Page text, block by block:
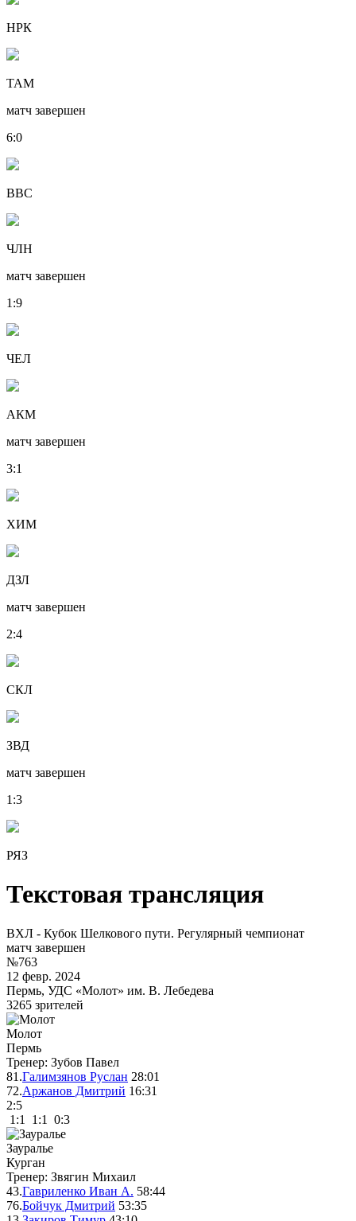
НРК
ТАМ
матч завершен
6:0
ВВС
ЧЛН
матч завершен
1 :9
ЧЕЛ
АКМ
матч завершен
3:1
ХИМ
ДЗЛ
матч завершен
2:4
СКЛ
ЗВД
матч завершен
1 :3
РЯЗ
Текстовая трансляция
ВХЛ - Кубок Шелкового пути. Регулярный чемпионат
матч завершен
№763
12 февр. 2024
Пермь, УДС «Молот» им. В. Лебедева
3265 зрителей
Молот
Пермь
Тренер: Зубов Павел
81.Галимзянов Руслан 28:01
72.Аржанов Дмитрий 16:31
2:5
1:1 1:1 0:3
Зауралье
Курган
Тренер: Звягин Михаил
43.Гавриленко Иван А. 58:44
76.Бойчук Дмитрий 53:35